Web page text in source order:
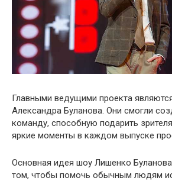
Главными ведущими проекта
Александра Буланова. Они смогли
команду, способную подарить
яркие моменты в каждом выпуске
Основная идея шоу Лишенко
том, чтобы помочь обычным людям